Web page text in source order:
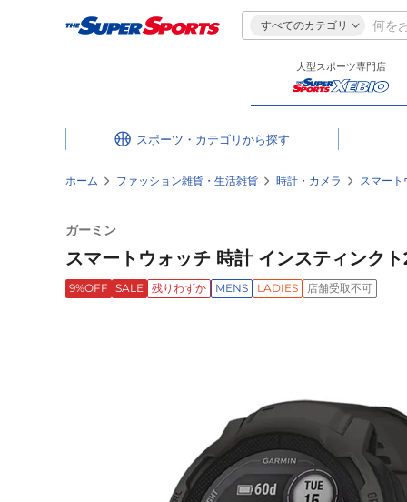
すべてのカテゴリ
大型スポーツ専門店
スポーツ・カテゴリ
ホーム ファッション雑貨・生活雑貨 時計・カメラ スマー
ガーミン
スマートウォッチ 時計 インスティン
9%OFF SALE 残りわずか MENS LADIES 店舗受取不可